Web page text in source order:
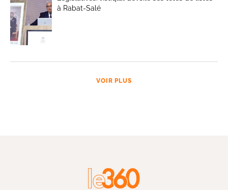
à Rabat-Salé
VOIR PLUS